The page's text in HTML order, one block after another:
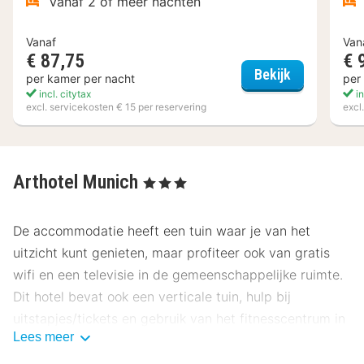
Vanaf
€ 87,75
per kamer per nacht
incl. citytax
excl. servicekosten € 15 per reservering
Bekijk a&o
€
per
Arthotel Munich , 3 Sterren
De accommodatie heeft een tuin waar je van het
uitzicht kunt genieten, maar profiteer ook van gratis
wifi en een televisie in de gemeenschappelijke ruimte.
Dit hotel bevat ook een verticale tuin, hulp bij
uitstapjes/tickets en gebruik van het fitnesscentrum in
de buurt (met korting).
Lees meer